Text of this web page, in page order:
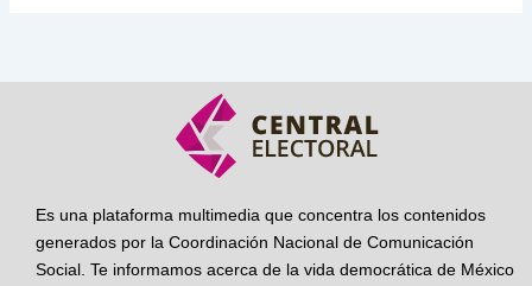
Es una plataforma multimedia que concentra los contenidos
generados por la Coordinación Nacional de Comunicación
Social. Te informamos acerca de la vida democrática de México